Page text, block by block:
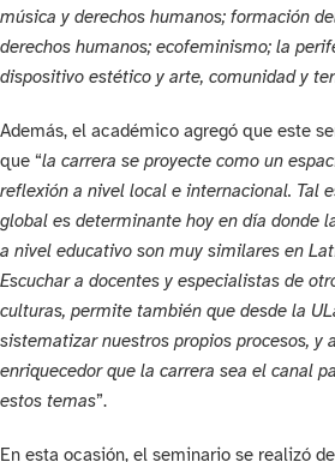
música y derechos humanos; formación
derechos humanos; ecofeminismo; la
dispositivo estético y arte, comunidad y
Además, el académico agregó que este
que “la carrera se proyecte como un
reflexión a nivel local e internacional. Tal
global es determinante hoy en día donde
a nivel educativo son muy similares en
Escuchar a docentes y especialistas de
culturas, permite también que desde la
sistematizar nuestros propios procesos, y
enriquecedor que la carrera sea el canal
estos temas”.
En esta ocasión, el seminario se realizó